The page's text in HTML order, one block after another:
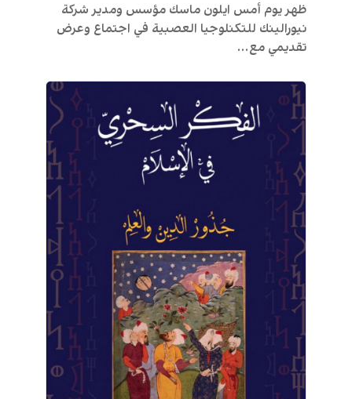
ظهر يوم أمس ايلون ماسك مؤسس ومدير شركة
نيورالينك للتكنلوجيا العصبية في اجتماع وعرض
تقديمي مع...